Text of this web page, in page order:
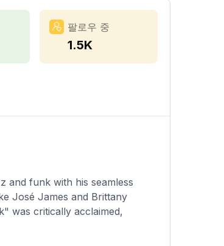
팔로우 중
1.5K
and funk with his seamless
José James and Brittany
was critically acclaimed,